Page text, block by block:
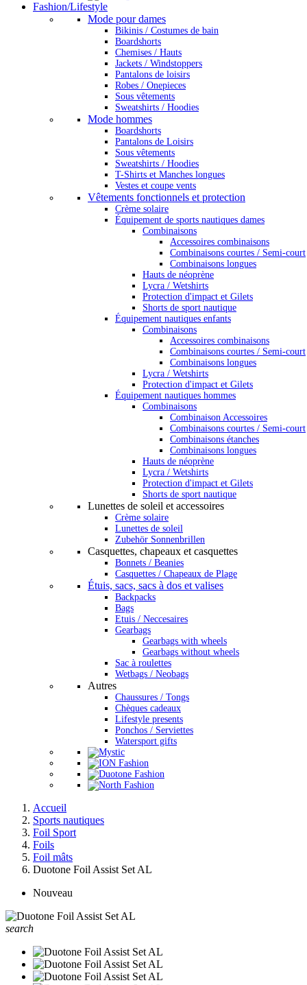
Fashion/Lifestyle
Mode pour dames
Bikinis / Costumes de bain
Boardshorts
Chemises / Hauts
Jackets / Windstoppers
Pantalons de loisirs
Robes / Onepieces
Sous vêtements
Sweatshirts / Hoodies
Mode hommes
Boardshorts
Pantalons de Loisirs
Sous vêtements
Sweatshirts / Hoodies
T-Shirts et Manches longues
Vestes et coupe vents
Vêtements fonctionnels et protection
Crème solaire
Équipement de sports nautiques dames
Combinaisons
Accessoires combinaisons
Combinaisons courtes / Semi-court
Combinaisons longues
Hauts de néoprène
Lycra / Wetshirts
Protection d'impact et Gilets
Shorts de sport nautique
Équipement nautiques enfants
Combinaisons
Accessoires combinaisons
Combinaisons courtes / Semi-court
Combinaisons longues
Lycra / Wetshirts
Protection d'impact et Gilets
Équipement nautiques hommes
Combinaisons
Combinaison Accessoires
Combinaisons courtes / Semi-court
Combinaisons étanches
Combinaisons longues
Hauts de néoprène
Lycra / Wetshirts
Protection d'impact et Gilets
Shorts de sport nautique
Lunettes de soleil et accessoires
Crème solaire
Lunettes de soleil
Zubehör Sonnenbrillen
Casquettes, chapeaux et casquettes
Bonnets / Beanies
Casquettes / Chapeaux de Plage
Étuis, sacs, sacs à dos et valises
Backpacks
Bags
Etuis / Neccesaires
Gearbags
Gearbags with wheels
Gearbags without wheels
Sac à roulettes
Wetbags / Neobags
Autres
Chaussures / Tongs
Chèques cadeaux
Lifestyle presents
Ponchos / Serviettes
Watersport gifts
Accueil
Sports nautiques
Foil Sport
Foils
Foil mâts
Duotone Foil Assist Set AL
Nouveau
search